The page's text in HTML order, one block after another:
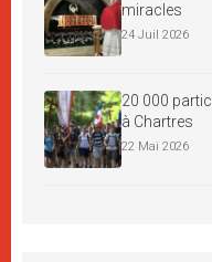
miracles
24 Juil 2026
20 000
à Chartres
22 Mai 2026